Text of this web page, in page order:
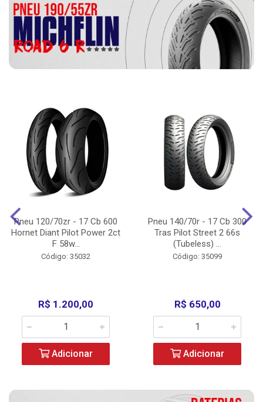
Pneu 120/70zr - 17 Cb 600
Hornet Diant Pilot Power 2ct
F 58w...
Código: 35032
R$ 1.200,00
Adicionar
Pneu 140/70r - 17 Cb 300
Tras Pilot Street 2 66s
(Tubeless) ...
Código: 35099
R$ 650,00
Adicionar